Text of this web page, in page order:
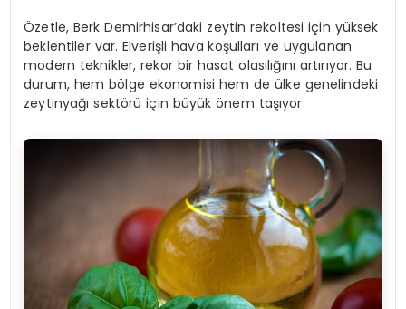
Özetle, Berk Demirhisar’daki zeytin rekoltesi için yüksek
beklentiler var. Elverişli hava koşulları ve uygulanan
modern teknikler, rekor bir hasat olasılığını artırıyor. Bu
durum, hem bölge ekonomisi hem de ülke genelindeki
zeytinyağı sektörü için büyük önem taşıyor.